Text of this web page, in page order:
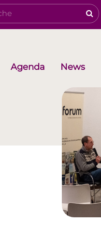
Partnerschaften
Agenda News